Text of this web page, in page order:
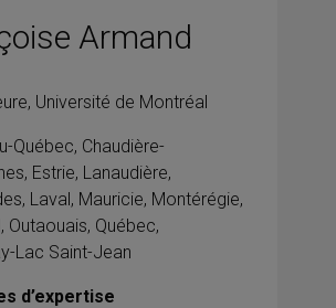
Armand
Université de Montréal
Québec, Chaudière-
Estrie, Lanaudière,
Laval, Mauricie, Montérégie,
Outaouais, Québec,
Lac Saint-Jean
d’expertise